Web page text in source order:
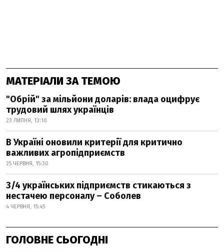
МАТЕРІАЛИ ЗА ТЕМОЮ
"Обрій" за мільйони доларів: влада оцифрує
трудовий шлях українців
23 ЛИПНЯ, 13:10
В Україні оновили критерії для критично
важливих агропідприємств
25 ЧЕРВНЯ, 15:30
3/4 українських підприємств стикаються з
нестачею персоналу – Соболев
4 ЧЕРВНЯ, 15:45
ГОЛОВНЕ СЬОГОДНІ